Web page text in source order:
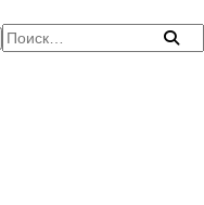
Поиск по сайту